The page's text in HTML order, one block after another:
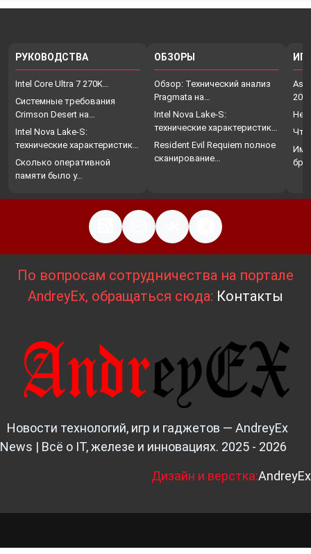
РУКОВОДСТВА
Intel Core Ultra 7 270K…
Системные требования
Crimson Desert на…
Intel Nova Lake-S:
технические характеристики,
…
Сколько оперативной
памяти было у…
ОБЗОРЫ
Обзор: Технический анализ
Pragmata на…
Intel Nova Lake-S:
технические характеристики,
…
Resident Evil Requiem полное
сканирование…
Что
По вопросам сотрудничества на портале
AndreyEx, обращаться сюда: Контакты
Новости технологий, игр и гаджетов — AndreyEx
News | Всё о IT, железе и инновациях. 2025 - 2026
Дизайн и верстка:AndreyEx